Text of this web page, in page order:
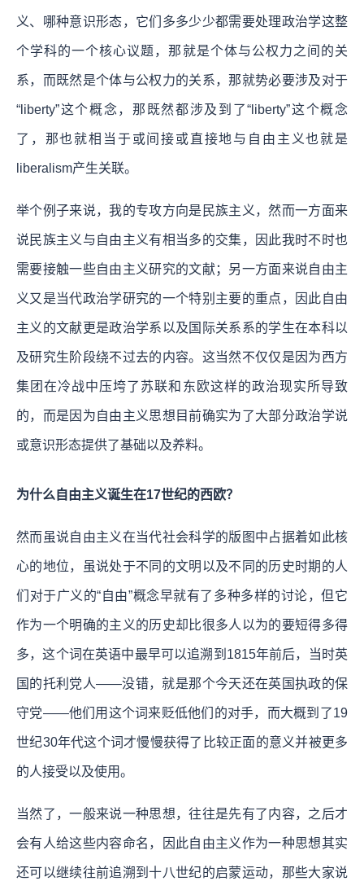
义、哪种意识形态，它们多多少少都需要处理政治学这整
个学科的一个核心议题，那就是个体与公权力之间的关
系，而既然是个体与公权力的关系，那就势必要涉及对于
“liberty”这个概念，那既然都涉及到了“liberty”这个概念
了，那也就相当于或间接或直接地与自由主义也就是
liberalism产生关联。
举个例子来说，我的专攻方向是民族主义，然而一方面来
说民族主义与自由主义有相当多的交集，因此我时不时也
需要接触一些自由主义研究的文献；另一方面来说自由主
义又是当代政治学研究的一个特别主要的重点，因此自由
主义的文献更是政治学系以及国际关系系的学生在本科以
及研究生阶段绕不过去的内容。这当然不仅仅是因为西方
集团在冷战中压垮了苏联和东欧这样的政治现实所导致
的，而是因为自由主义思想目前确实为了大部分政治学说
或意识形态提供了基础以及养料。
为什么自由主义诞生在17世纪的西欧？
然而虽说自由主义在当代社会科学的版图中占据着如此核
心的地位，虽说处于不同的文明以及不同的历史时期的人
们对于广义的“自由”概念早就有了多种多样的讨论，但它
作为一个明确的主义的历史却比很多人以为的要短得多得
多，这个词在英语中最早可以追溯到1815年前后，当时英
国的托利党人——没错，就是那个今天还在英国执政的保
守党——他们用这个词来贬低他们的对手，而大概到了19
世纪30年代这个词才慢慢获得了比较正面的意义并被更多
的人接受以及使用。
当然了，一般来说一种思想，往往是先有了内容，之后才
会有人给这些内容命名，因此自由主义作为一种思想其实
还可以继续往前追溯到十八世纪的启蒙运动，那些大家说